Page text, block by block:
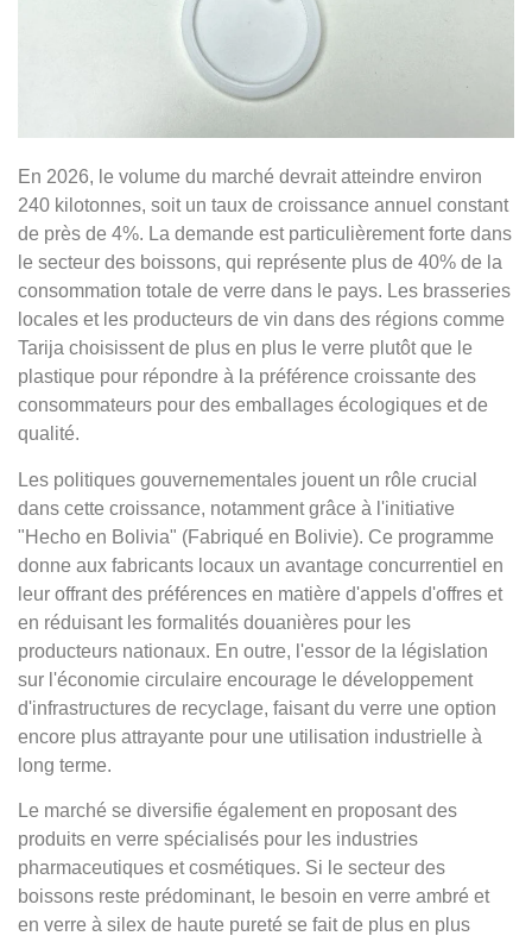
En 2026, le volume du marché devrait atteindre environ
240 kilotonnes, soit un taux de croissance annuel constant
de près de 4%. La demande est particulièrement forte dans
le secteur des boissons, qui représente plus de 40% de la
consommation totale de verre dans le pays. Les brasseries
locales et les producteurs de vin dans des régions comme
Tarija choisissent de plus en plus le verre plutôt que le
plastique pour répondre à la préférence croissante des
consommateurs pour des emballages écologiques et de
qualité.
Les politiques gouvernementales jouent un rôle crucial
dans cette croissance, notamment grâce à l'initiative
"Hecho en Bolivia" (Fabriqué en Bolivie). Ce programme
donne aux fabricants locaux un avantage concurrentiel en
leur offrant des préférences en matière d'appels d'offres et
en réduisant les formalités douanières pour les
producteurs nationaux. En outre, l'essor de la législation
sur l'économie circulaire encourage le développement
d'infrastructures de recyclage, faisant du verre une option
encore plus attrayante pour une utilisation industrielle à
long terme.
Le marché se diversifie également en proposant des
produits en verre spécialisés pour les industries
pharmaceutiques et cosmétiques. Si le secteur des
boissons reste prédominant, le besoin en verre ambré et
en verre à silex de haute pureté se fait de plus en plus